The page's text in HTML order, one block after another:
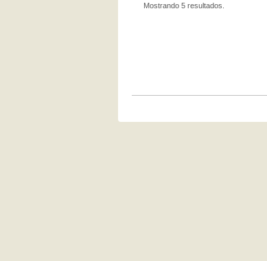
Mostrando 5 resultados.